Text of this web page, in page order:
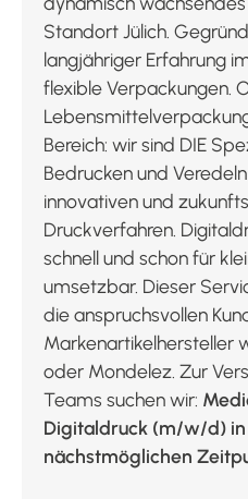
Standort Jülich.
langjähriger Erfahrung
flexible Verpackungen.
Bereich: wir sind DIE
Bedrucken und
innovativen und
Druckverfahren.
schnell und schon für
umsetzbar. Dieser
die anspruchsvollen
Markenartikelhersteller
oder Mondelez. Zur
Teams suchen wir:
Digitaldruck (m/w/d) in
nächstmöglichen